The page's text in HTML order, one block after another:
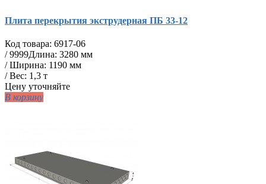
Плита перекрытия экструдерная ПБ 33-12
Код товара: 6917-06
/9999Длина: 3280 мм
/ Ширина: 1190 мм
/ Вес: 1,3 т
Цену уточняйте
В корзину